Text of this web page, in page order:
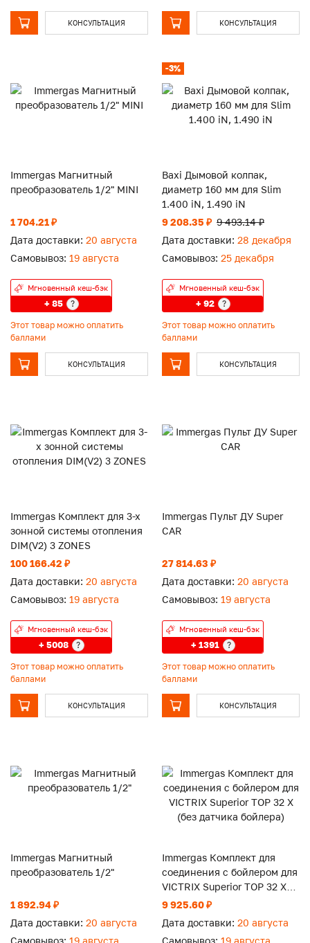
КОНСУЛЬТАЦИЯ КОНСУЛЬТАЦИЯ
Immergas Магнитный
преобразователь 1/2" MINI
1 704.21 ₽
Дата доставки: 20 августа
Самовывоз: 19 августа
Мгновенный кеш-бэк
+ 85 ?
Этот товар можно оплатить
баллами
КОНСУЛЬТАЦИЯ
-3%
Baxi Дымовой колпак,
диаметр 160 мм для Slim
1.400 iN, 1.490 iN
9 208.35 ₽ 9 493.14 ₽
Дата доставки: 28 декабря
Самовывоз: 25 декабря
Мгновенный кеш-бэк
+ 92 ?
Этот товар можно оплатить
баллами
КОНСУЛЬТАЦИЯ
Immergas Комплект для 3-х
зонной системы отопления
DIM(V2) 3 ZONES
100 166.42 ₽
Дата доставки: 20 августа
Самовывоз: 19 августа
Мгновенный кеш-бэк
+ 5008 ?
Этот товар можно оплатить
баллами
КОНСУЛЬТАЦИЯ
Immergas Пульт ДУ Super
CAR
27 814.63 ₽
Дата доставки: 20 августа
Самовывоз: 19 августа
Мгновенный кеш-бэк
+ 1391 ?
Этот товар можно оплатить
баллами
КОНСУЛЬТАЦИЯ
Immergas Магнитный
преобразователь 1/2"
1 892.94 ₽
Дата доставки: 20 августа
Самовывоз: 19 августа
Immergas Комплект для
соединения с бойлером для
VICTRIX Superior TOP 32 X
(без датчика бойлера)
9 925.60 ₽
Дата доставки: 20 августа
Самовывоз: 19 августа